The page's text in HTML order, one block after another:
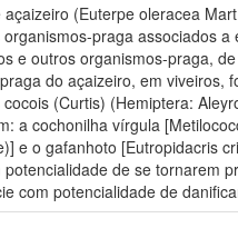
(Euterpe oleracea
praga associados
e outros organismos-praga,
do açaizeiro, em
(Curtis) (Hemiptera:
a cochonilha vírgula
e o gafanhoto [Eutropidacris
de se tornarem
com potencialidade de